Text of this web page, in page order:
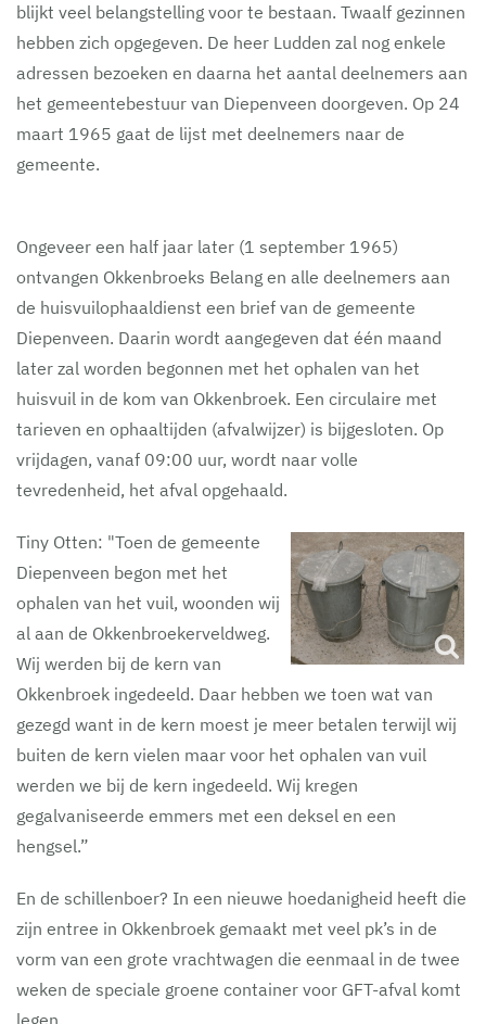
blijkt veel belangstelling voor te bestaan. Twaalf gezinnen
hebben zich opgegeven. De heer Ludden zal nog enkele
adressen bezoeken en daarna het aantal deelnemers aan
het gemeentebestuur van Diepenveen doorgeven. Op 24
maart 1965 gaat de lijst met deelnemers naar de
gemeente.
Ongeveer een half jaar later (1 september 1965)
ontvangen Okkenbroeks Belang en alle deelnemers aan
de huisvuilophaaldienst een brief van de gemeente
Diepenveen. Daarin wordt aangegeven dat één maand
later zal worden begonnen met het ophalen van het
huisvuil in de kom van Okkenbroek. Een circulaire met
tarieven en ophaaltijden (afvalwijzer) is bijgesloten. Op
vrijdagen, vanaf 09:00 uur, wordt naar volle
tevredenheid, het afval opgehaald.
Tiny Otten: "Toen de gemeente
Diepenveen begon met het
ophalen van het vuil, woonden wij
al aan de Okkenbroekerveldweg.
Wij werden bij de kern van
Okkenbroek ingedeeld. Daar hebben we toen wat van
gezegd want in de kern moest je meer betalen terwijl wij
buiten de kern vielen maar voor het ophalen van vuil
werden we bij de kern ingedeeld. Wij kregen
gegalvaniseerde emmers met een deksel en een
hengsel.”
En de schillenboer? In een nieuwe hoedanigheid heeft die
zijn entree in Okkenbroek gemaakt met veel pk’s in de
vorm van een grote vrachtwagen die eenmaal in de twee
weken de speciale groene container voor GFT-afval komt
legen.